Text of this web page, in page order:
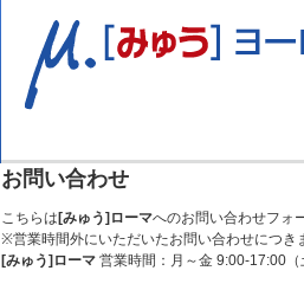
お問い合わせ
こちらは [みゅう]ローマへのお問い合わせフォ
※営業時間外にいただいたお問い合わせにつき
[みゅう]ローマ 営業時間：月～金 9:00-17:00（